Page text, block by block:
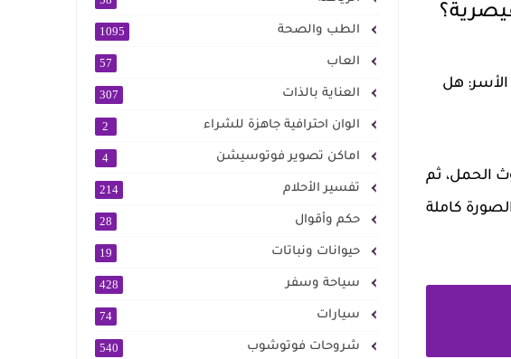
هل
الحمل، ثم
كاملة
الطب والصحة 1095
العاب 57
العناية بالذات 307
الوان احترافية جاهزة للشراء 2
اماكن تصوير فوتوسيشن 4
تفسير الأحلام 214
حكم وأقوال 28
حيوانات ونباتات 19
سياحة وسفر 428
سيارات 74
شروحات فوتوشوب 540